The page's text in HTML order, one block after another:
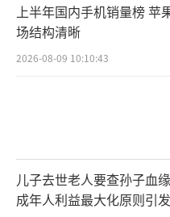
上半年国内手机销量榜 苹
场结构清晰
2026-08-09 10:10:43
儿子去世老人要查孙子血
成年人利益最大化原则引